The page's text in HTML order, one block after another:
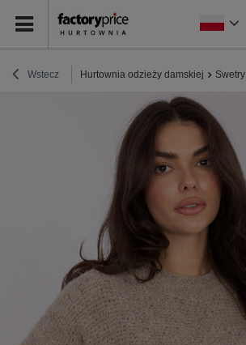
Wstecz Hurtownia odzieży damskiej Swetry